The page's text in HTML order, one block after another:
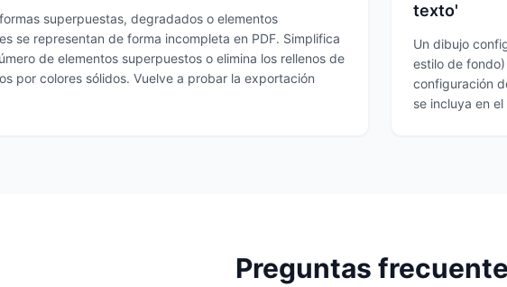
superpuestas, degradados o elementos
se representan de forma incompleta en PDF. Simplifica
de elementos superpuestos o elimina los rellenos de
por colores sólidos. Vuelve a probar la exportación
texto'
Un dibujo
estilo de
configuración
se incluya en
Preguntas